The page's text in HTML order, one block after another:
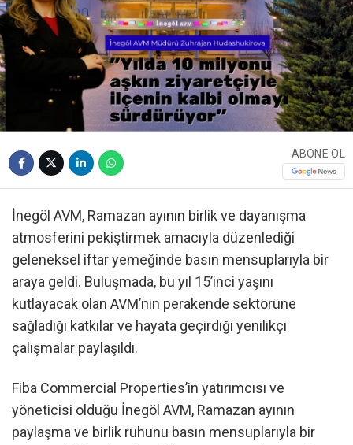
ABONE OL
İnegöl AVM, Ramazan ayının birlik ve dayanışma
atmosferini pekiştirmek amacıyla düzenlediği
geleneksel iftar yemeğinde basın mensuplarıyla bir
araya geldi. Buluşmada, bu yıl 15’inci yaşını
kutlayacak olan AVM’nin perakende sektörüne
sağladığı katkılar ve hayata geçirdiği yenilikçi
çalışmalar paylaşıldı.
Fiba Commercial Properties’in yatırımcısı ve
yöneticisi olduğu İnegöl AVM, Ramazan ayının
paylaşma ve birlik ruhunu basın mensuplarıyla bir